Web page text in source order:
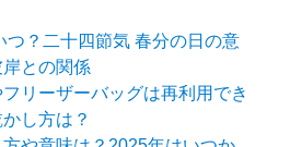
つ？二十四節気 春分の日の意
との関係
リーザーバッグは再利用でき
し方は？